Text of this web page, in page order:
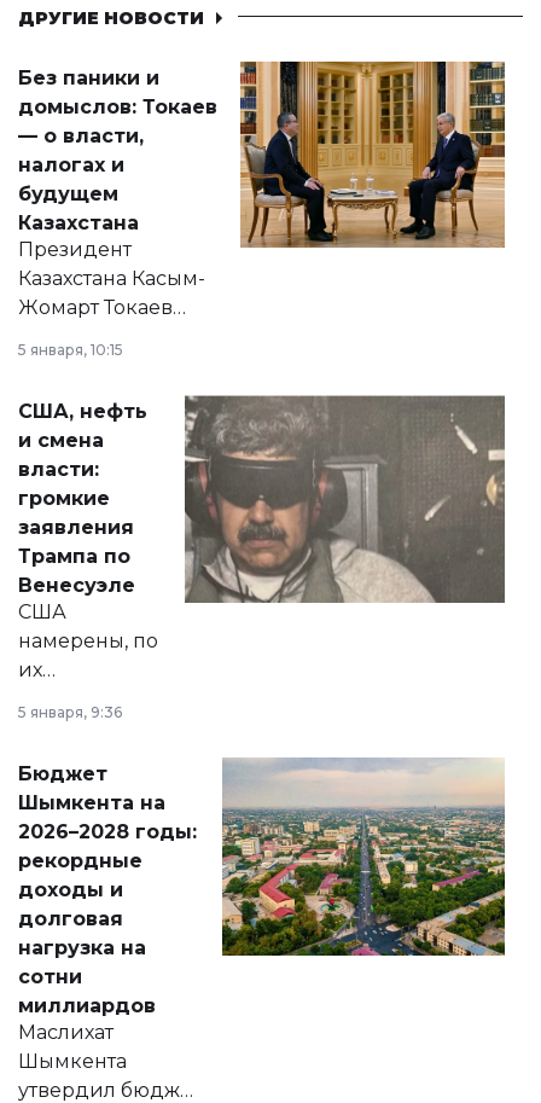
ДРУГИЕ НОВОСТИ
Без паники и
домыслов: Токаев
— о власти,
налогах и
будущем
Казахстана
Президент
Казахстана Касым-
Жомарт Токаев
сразу несколько
актуальных тем —
от слухов о
политических
реформах до
вопросов армии,
экономики и
личного здоровья.
5 января, 10:15
США, нефть
и смена
власти:
громкие
заявления
Трампа по
Венесуэле
США
намерены, по
их
принести
народу
Венесуэлы.
5 января, 9:36
Бюджет
Шымкента на
2026–2028 годы:
рекордные
доходы и
долговая
нагрузка на
сотни
миллиардов
Маслихат
Шымкента
утвердил бюджет